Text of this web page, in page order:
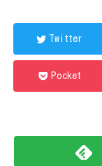
Twitter
Pocket